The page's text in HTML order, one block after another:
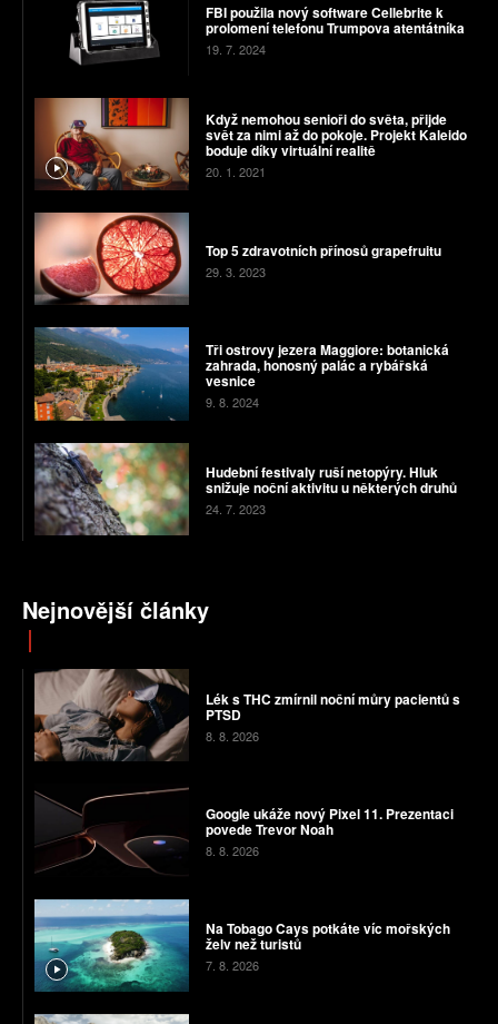
FBI použila nový software Cellebrite k
prolomení telefonu Trumpova atentátníka
19. 7. 2024
Když nemohou senioři do světa, přijde
svět za nimi až do pokoje. Projekt Kaleido
boduje díky virtuální realitě
20. 1. 2021
Top 5 zdravotních přínosů grapefruitu
29. 3. 2023
Tři ostrovy jezera Maggiore: botanická
zahrada, honosný palác a rybářská
vesnice
9. 8. 2024
Hudební festivaly ruší netopýry. Hluk
snižuje noční aktivitu u některých druhů
24. 7. 2023
Nejnovější články
Lék s THC zmírnil noční můry pacientů s
PTSD
8. 8. 2026
Google ukáže nový Pixel 11. Prezentaci
povede Trevor Noah
8. 8. 2026
Na Tobago Cays potkáte víc mořských
želv než turistů
7. 8. 2026